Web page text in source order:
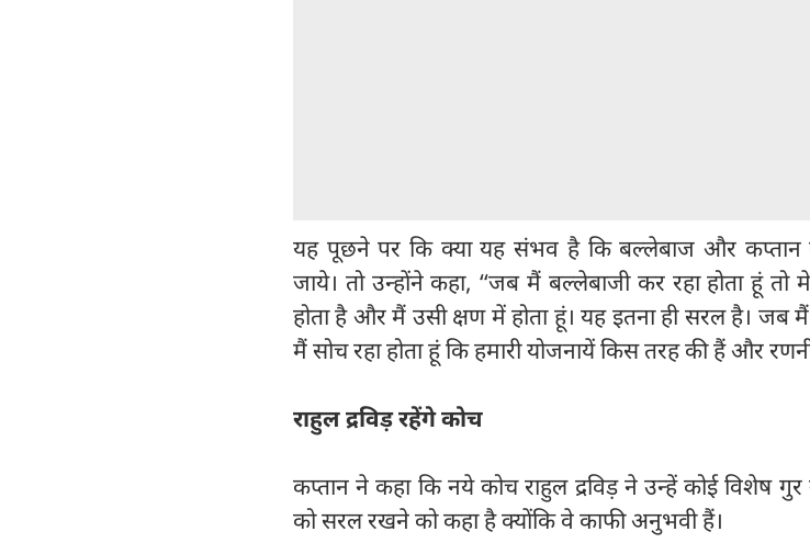
यह पूछने पर कि क्या यह संभव है कि बल्लेबाज और
जाये। तो उन्होंने कहा, ‘‘जब मैं बल्लेबाजी कर रहा होता हूं तो
होता है और मैं उसी क्षण में होता हूं। यह इतना ही सरल है। जब मैं
मैं सोच रहा होता हूं कि हमारी योजनायें किस तरह की हैं और
राहुल द्रविड़ रहेंगे कोच
कप्तान ने कहा कि नये कोच राहुल द्रविड़ ने उन्हें कोई विशेष गुर
को सरल रखने को कहा है क्योंकि वे काफी अनुभवी हैं।